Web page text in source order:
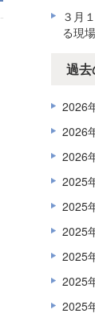
３月
る現
過
2026
2026
2026
2025
2025
2025
2025
2025
2025